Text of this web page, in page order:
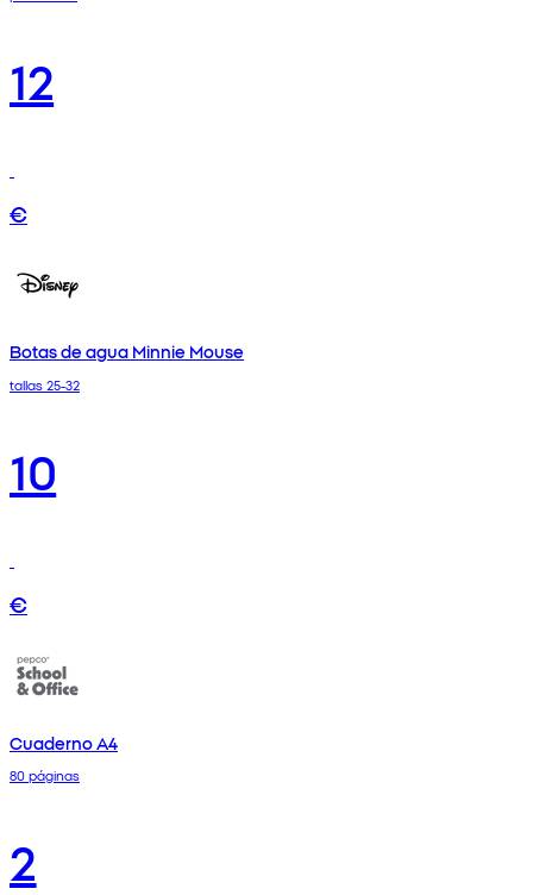
12
€
Botas de agua Minnie Mouse
tallas 25-32
10
€
Cuaderno A4
80 páginas
2